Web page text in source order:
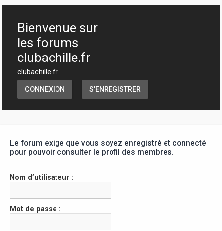
h
Bienvenue sur
les forums
clubachille.fr
clubachille.fr
CONNEXION S’ENREGISTRER
Le forum exige que vous soyez enregistré et connecté
pour pouvoir consulter le profil des membres.
Nom d’utilisateur :
Mot de passe :